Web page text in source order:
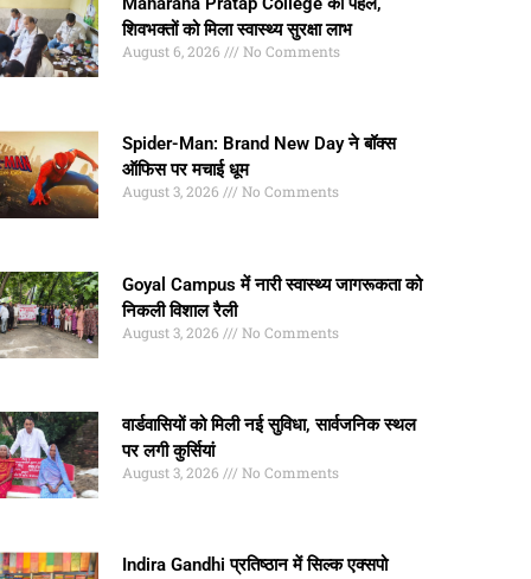
शिवभक्तों को मिला स्वास्थ्य सुरक्षा लाभ
August 6, 2026 No Comments
Spider-Man: Brand New Day ने बॉक्स
ऑफिस पर मचाई धूम
August 3, 2026 No Comments
Goyal Campus में नारी स्वास्थ्य जागरूकता को
निकली विशाल रैली
August 3, 2026 No Comments
वार्डवासियों को मिली नई सुविधा, सार्वजनिक स्थल
पर लगी कुर्सियां
August 3, 2026 No Comments
Indira Gandhi प्रतिष्ठान में सिल्क एक्सपो